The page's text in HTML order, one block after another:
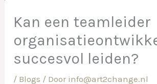
Kan een teamleider
succesvol leiden?
/ Blogs / Door info@art2change.nl